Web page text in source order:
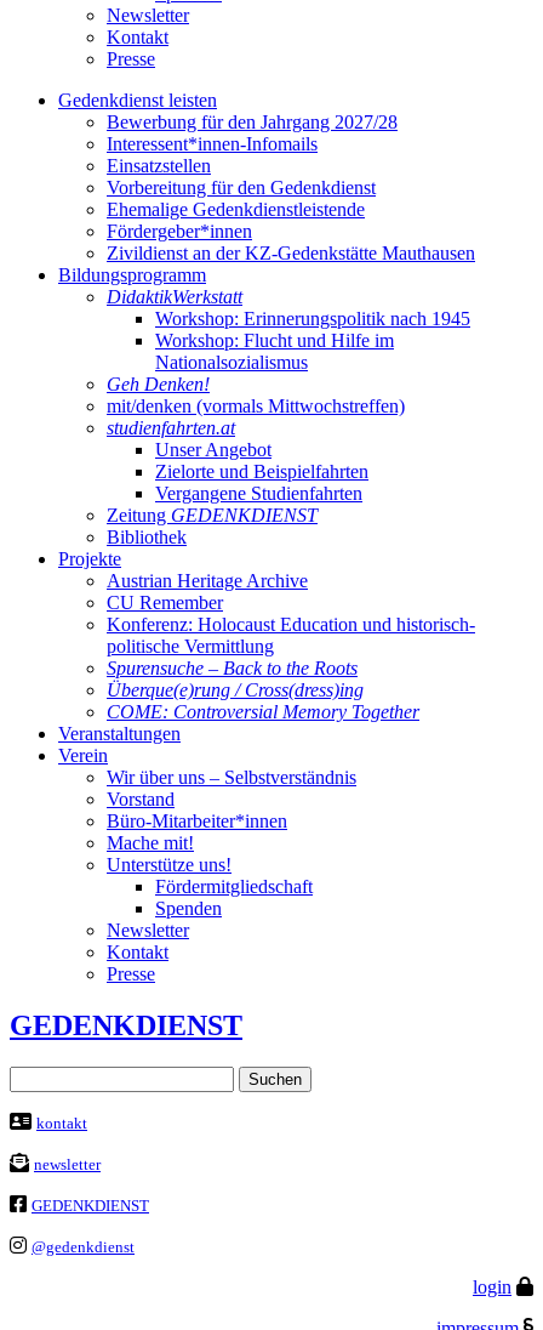
Newsletter
Kontakt
Presse
Gedenkdienst leisten
Bewerbung für den Jahrgang 2027/28
Interessent*innen-Infomails
Einsatzstellen
Vorbereitung für den Gedenkdienst
Ehemalige Gedenkdienstleistende
Fördergeber*innen
Zivildienst an der KZ-Gedenkstätte Mauthausen
Bildungsprogramm
DidaktikWerkstatt
Workshop: Erinnerungspolitik nach 1945
Workshop: Flucht und Hilfe im
Nationalsozialismus
Geh Denken!
mit/denken (vormals Mittwochstreffen)
studienfahrten.at
Unser Angebot
Zielorte und Beispielfahrten
Vergangene Studienfahrten
Zeitung GEDENKDIENST
Bibliothek
Projekte
Austrian Heritage Archive
CU Remember
Konferenz: Holocaust Education und historisch-
politische Vermittlung
Spurensuche – Back to the Roots
Überque(e)rung / Cross(dress)ing
COME: Controversial Memory Together
Veranstaltungen
Verein
Wir über uns – Selbstverständnis
Vorstand
Büro-Mitarbeiter*innen
Mache mit!
Unterstütze uns!
Fördermitgliedschaft
Spenden
Newsletter
Kontakt
Presse
GEDENKDIENST
nach:
kontakt
newsletter
GEDENKDIENST
@gedenkdienst
login